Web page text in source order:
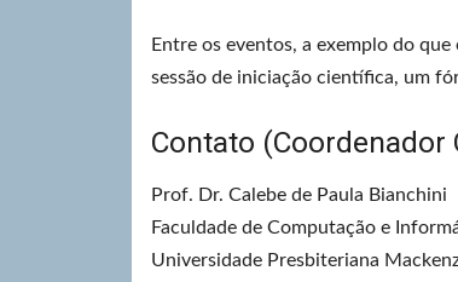
Entre os eventos, a exemplo do
sessão de iniciação científica, um
Contato (Coordenador
Prof. Dr. Calebe de Paula Bianchini
Faculdade de Computação e
Universidade Presbiteriana